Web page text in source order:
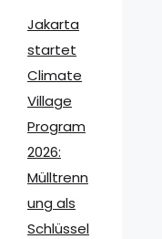
Jakarta
startet
Climate
Village
Program
2026:
Mülltrenn
ung als
Schlüssel